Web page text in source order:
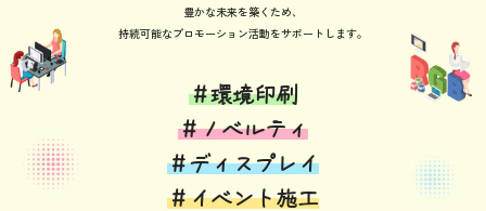
＃環境印刷
＃ノベルティ
＃ディスプレイ
＃イベント施工
豊かな未来を築くため、
持続可能なプロモーション活動をサポートします。